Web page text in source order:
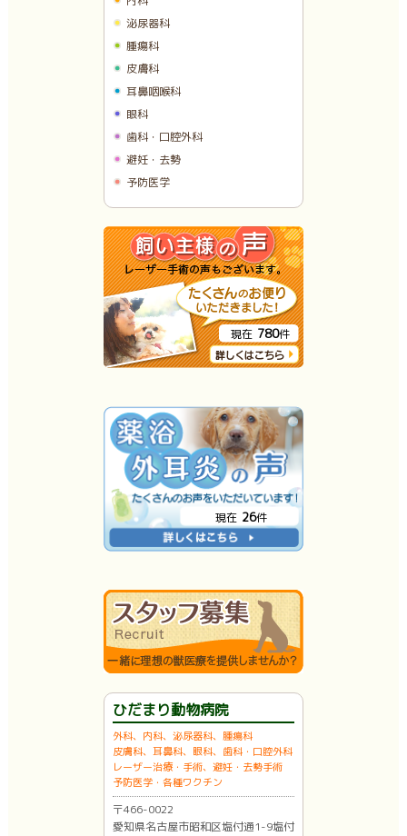
泌尿器科
腫瘍科
皮膚科
耳鼻咽喉科
眼科
歯科・口腔外科
避妊・去勢
予防医学
現在 780件
現在 26件
ひだまり動物病院
外科、内科、泌尿器科、腫瘍科
皮膚科、耳鼻科、眼科、歯科・口腔外科
レーザー治療・手術、避妊・去勢手術
予防医学・各種ワクチン
〒466-0022
愛知県名古屋市昭和区塩付通1-9塩付